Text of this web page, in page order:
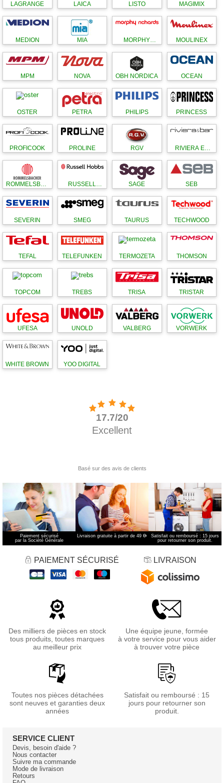
LAGRANGE LAICA LISTO MAGIMIX
MEDION MIA
MORPHY
RICHARDS
MOULINEX
MPM NOVA OBH NORDICA OCEAN
OSTER PETRA PHILIPS PRINCESS
PROFICOOK PROLINE RGV
RIVIERA ET
BAR
ROMMELSBAC
HER
RUSSELL
HOBBS
SAGE SEB
SEVERIN SMEG TAURUS TECHWOOD
TEFAL TELEFUNKEN TERMOZETA THOMSON
TOPCOM TREBS TRISA TRISTAR
UFESA UNOLD VALBERG VORWERK
WHITE BROWN YOO DIGITAL
Paiement sécurisé
par la Société Générale
Livraison gratuite à partir de 49 €*
Satisfait ou remboursé : 15 jours
pour retourner son produit.
PAIEMENT SÉCURISÉ LIVRAISON
Des milliers de pièces en stock
tous produits, toutes marques
au meilleur prix
Une équipe jeune, formée
à votre service pour vous aider
à trouver votre pièce
Toutes nos pièces détachées
sont neuves et garanties deux
années
Satisfait ou remboursé : 15
jours pour retourner son
produit.
SERVICE CLIENT
Devis, besoin d'aide ?
Nous contacter
Suivre ma commande
Mode de livraison
Retours